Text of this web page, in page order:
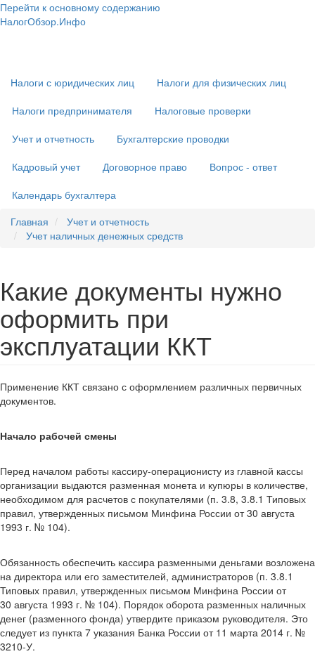
Перейти к основному содержанию
НалогОбзор.Инфо
Налоги с юридических лиц
Налоги для физических лиц
Налоги предпринимателя
Налоговые проверки
Учет и отчетность
Бухгалтерские проводки
Кадровый учет
Договорное право
Вопрос - ответ
Календарь бухгалтера
Главная
Учет и отчетность
Учет наличных денежных средств
Какие документы нужно
оформить при
эксплуатации ККТ
Применение ККТ связано с оформлением различных первичных
документов.
Начало рабочей смены
Перед началом работы кассиру-операционисту из главной кассы
организации выдаются разменная монета и купюры в количестве,
необходимом для расчетов с покупателями (п. 3.8, 3.8.1 Типовых
правил, утвержденных письмом Минфина России от 30 августа
1993 г. № 104).
Обязанность обеспечить кассира разменными деньгами возложена
на директора или его заместителей, администраторов (п. 3.8.1
Типовых правил, утвержденных письмом Минфина России от
30 августа 1993 г. № 104). Порядок оборота разменных наличных
денег (разменного фонда) утвердите приказом руководителя. Это
следует из пункта 7 указания Банка России от 11 марта 2014 г. №
3210-У.